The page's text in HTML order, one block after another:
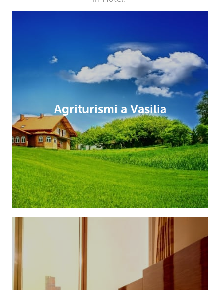
Agriturismi a Vasilia